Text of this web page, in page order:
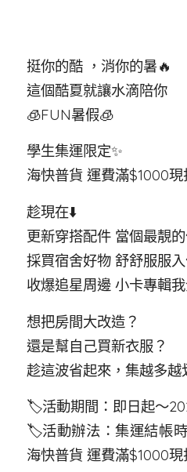
挺你的酷 ，消你的暑🔥
這個酷夏就讓水滴陪你
🧊FUN暑假🧊
學生集運限定✨
海快普貨 運費滿$1000現
趁現在⬇️
更新穿搭配件 當個最靚
採買宿舍好物 舒舒服服
收爆追星周邊 小卡專輯我
想把房間大改造？
還是幫自己買新衣服？
趁這波省起來，集越多越
🏷️活動期間：即日起～
🏷️活動辦法：集運結帳
海快普貨 運費滿$1000現